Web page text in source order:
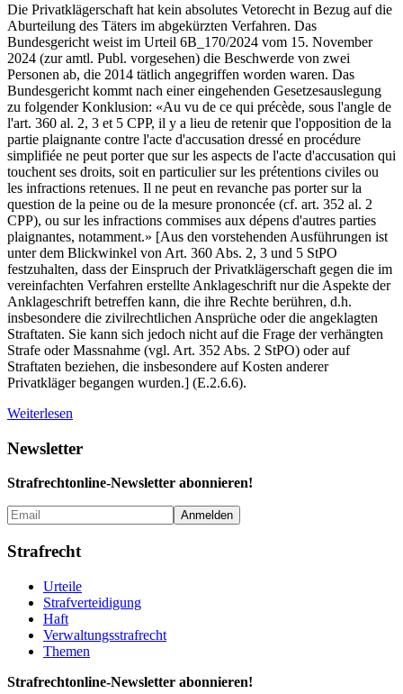
Die Privatklägerschaft hat kein absolutes Vetorecht in Bezug auf die
Aburteilung des Täters im abgekürzten Verfahren. Das
Bundesgericht weist im Urteil 6B_170/2024 vom 15. November
2024 (zur amtl. Publ. vorgesehen) die Beschwerde von zwei
Personen ab, die 2014 tätlich angegriffen worden waren. Das
Bundesgericht kommt nach einer eingehenden Gesetzesauslegung
zu folgender Konklusion: «Au vu de ce qui précède, sous l'angle de
l'art. 360 al. 2, 3 et 5 CPP, il y a lieu de retenir que l'opposition de la
partie plaignante contre l'acte d'accusation dressé en procédure
simplifiée ne peut porter que sur les aspects de l'acte d'accusation qui
touchent ses droits, soit en particulier sur les prétentions civiles ou
les infractions retenues. Il ne peut en revanche pas porter sur la
question de la peine ou de la mesure prononcée (cf. art. 352 al. 2
CPP), ou sur les infractions commises aux dépens d'autres parties
plaignantes, notamment.» [Aus den vorstehenden Ausführungen ist
unter dem Blickwinkel von Art. 360 Abs. 2, 3 und 5 StPO
festzuhalten, dass der Einspruch der Privatklägerschaft gegen die im
vereinfachten Verfahren erstellte Anklageschrift nur die Aspekte der
Anklageschrift betreffen kann, die ihre Rechte berühren, d.h.
insbesondere die zivilrechtlichen Ansprüche oder die angeklagten
Straftaten. Sie kann sich jedoch nicht auf die Frage der verhängten
Strafe oder Massnahme (vgl. Art. 352 Abs. 2 StPO) oder auf
Straftaten beziehen, die insbesondere auf Kosten anderer
Privatkläger begangen wurden.] (E.2.6.6).
Weiterlesen
Newsletter
Strafrechtonline-Newsletter abonnieren!
Strafrecht
Urteile
Strafverteidigung
Haft
Verwaltungs­strafrecht
Themen
Strafrechtonline-Newsletter abonnieren!